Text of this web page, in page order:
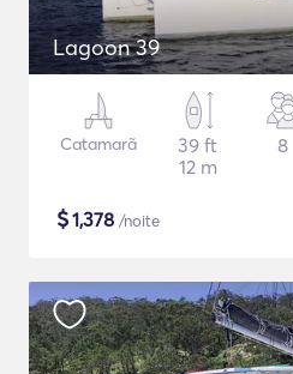
Lagoon 39
Catamarã
39 ft
12 m
8
$1,378 /noite